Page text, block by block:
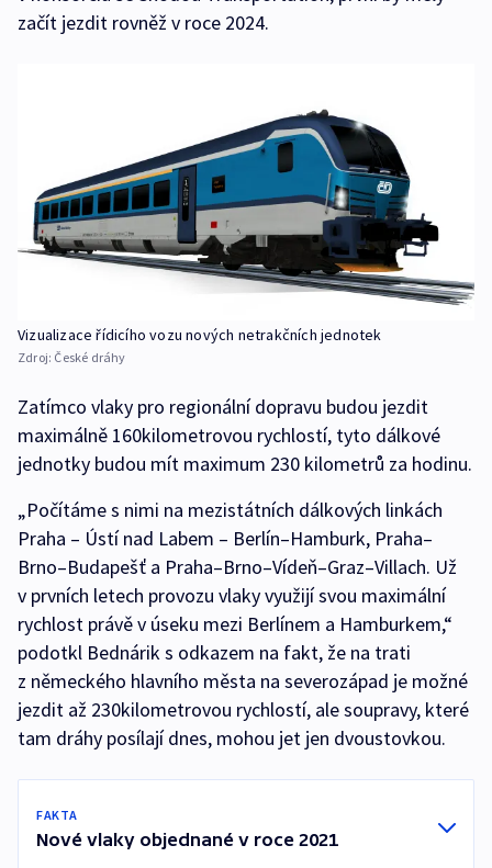
začít jezdit rovněž v roce 2024.
Vizualizace řídicího vozu nových netrakčních jednotek
Zdroj: České dráhy
Zatímco vlaky pro regionální dopravu budou jezdit
maximálně 160kilometrovou rychlostí, tyto dálkové
jednotky budou mít maximum 230 kilometrů za hodinu.
„Počítáme s nimi na mezistátních dálkových linkách
Praha – Ústí nad Labem – Berlín–Hamburk, Praha–
Brno–Budapešť a Praha–Brno–Vídeň–Graz–Villach. Už
v prvních letech provozu vlaky využijí svou maximální
rychlost právě v úseku mezi Berlínem a Hamburkem,“
podotkl Bednárik s odkazem na fakt, že na trati
z německého hlavního města na severozápad je možné
jezdit až 230kilometrovou rychlostí, ale soupravy, které
tam dráhy posílají dnes, mohou jet jen dvoustovkou.
FAKTA
Nové vlaky objednané v roce 2021